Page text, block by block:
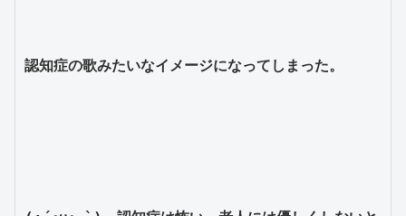
認知症の歌みたいなイメージになってしまった。